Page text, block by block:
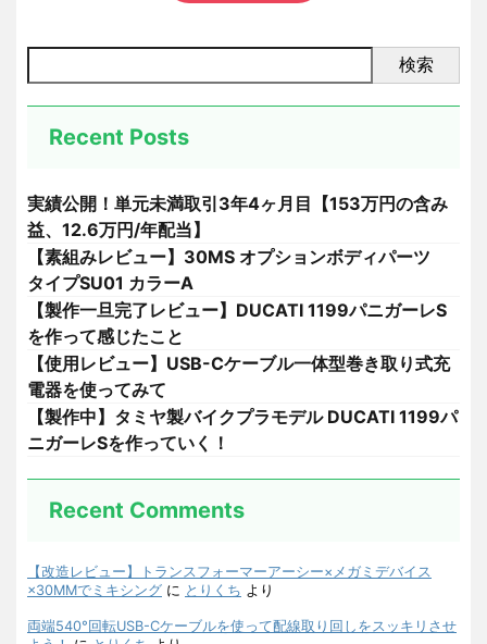
検索
Recent Posts
実績公開！単元未満取引3年4ヶ月目【153万円の含み
益、12.6万円/年配当】
【素組みレビュー】30MS オプションボディパーツ
タイプSU01 カラーA
【製作一旦完了レビュー】DUCATI 1199パニガーレS
を作って感じたこと
【使用レビュー】USB-Cケーブル一体型巻き取り式充
電器を使ってみて
【製作中】タミヤ製バイクプラモデル DUCATI 1199パ
ニガーレSを作っていく！
Recent Comments
【改造レビュー】トランスフォーマーアーシー×メガミデバイス
×30MMでミキシング に とりくち より
両端540°回転USB-Cケーブルを使って配線取り回しをスッキリさせ